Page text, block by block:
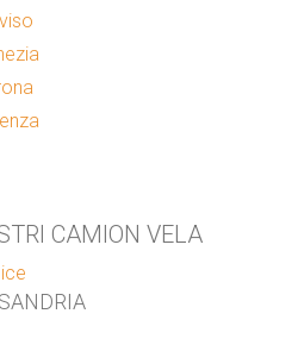
CAMION VELA